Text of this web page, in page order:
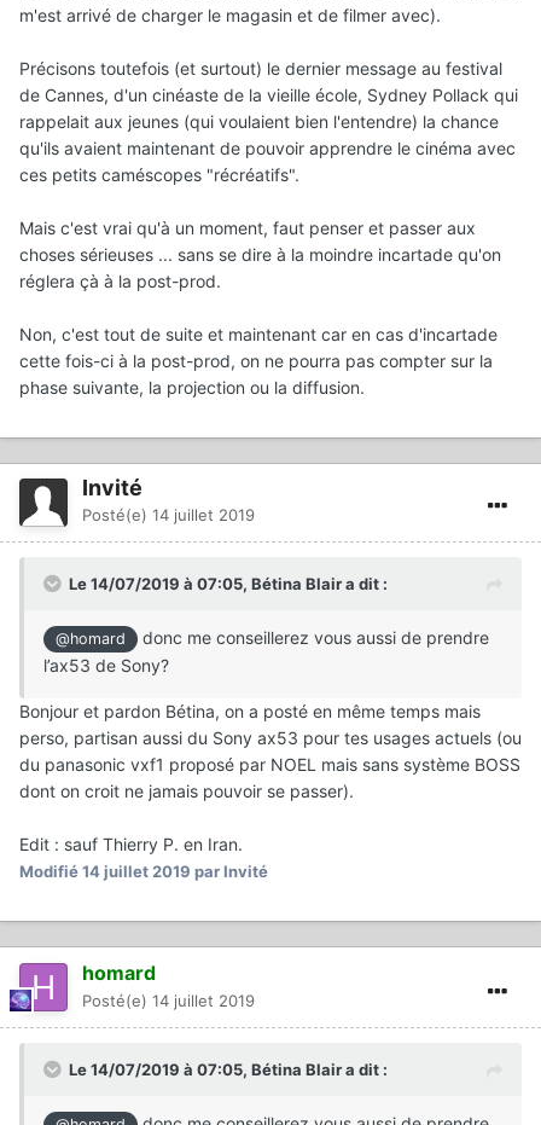
m'est arrivé de charger le magasin et de filmer avec).
Précisons toutefois (et surtout) le dernier message au festival
de Cannes, d'un cinéaste de la vieille école, Sydney Pollack qui
rappelait aux jeunes (qui voulaient bien l'entendre) la chance
qu'ils avaient maintenant de pouvoir apprendre le cinéma avec
ces petits caméscopes "récréatifs".
Mais c'est vrai qu'à un moment, faut penser et passer aux
choses sérieuses ... sans se dire à la moindre incartade qu'on
réglera çà à la post-prod.
Non, c'est tout de suite et maintenant car en cas d'incartade
cette fois-ci à la post-prod, on ne pourra pas compter sur la
phase suivante, la projection ou la diffusion.
Invité
Posté(e) 14 juillet 2019
Le 14/07/2019 à 07:05, Bétina Blaira dit :
@homard
donc me conseillerez vous aussi de prendre
l’ax53 de Sony?
Bonjour et pardon Bétina, on a posté en même temps mais
perso, partisan aussi du Sony ax53 pour tes usages actuels (ou
du panasonic vxf1 proposé par NOEL mais sans système BOSS
dont on croit ne jamais pouvoir se passer).
Edit : sauf Thierry P. en Iran.
Modifié14 juillet 2019 par Invité
homard
Posté(e) 14 juillet 2019
Le 14/07/2019 à 07:05, Bétina Blaira dit :